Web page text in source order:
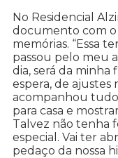
No Residencial
documento com o
memórias. “Essa
passou pelo meu
dia, será da minha
espera, de ajustes
acompanhou
para casa e
Talvez não tenha
especial. Vai ter
pedaço da nossa